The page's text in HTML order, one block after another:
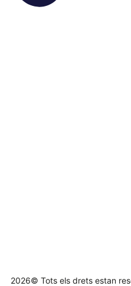
2026© Tots els drets estan